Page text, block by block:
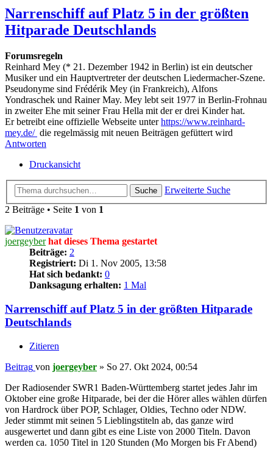
Narrenschiff auf Platz 5 in der größten
Hitparade Deutschlands
Forumsregeln
Reinhard Mey (* 21. Dezember 1942 in Berlin) ist ein deutscher
Musiker und ein Hauptvertreter der deutschen Liedermacher-Szene.
Pseudonyme sind Frédérik Mey (in Frankreich), Alfons
Yondraschek und Rainer May. Mey lebt seit 1977 in Berlin-Frohnau
in zweiter Ehe mit seiner Frau Hella mit der er drei Kinder hat.
Er betreibt eine offizielle Webseite unterhttps://www.reinhard-
mey.de/ die regelmässig mit neuen Beiträgen gefüttert wird
Antworten
Druckansicht
Suche
Erweiterte Suche
2 Beiträge • Seite 1 von 1
joergeyber hat dieses Thema gestartet
Beiträge: 2
Registriert: Di 1. Nov 2005, 13:58
Hat sich bedankt: 0
Danksagung erhalten: 1 Mal
Narrenschiff auf Platz 5 in der größten Hitparade
Deutschlands
Zitieren
Beitrag von joergeyber » So 27. Okt 2024, 00:54
Der Radiosender SWR1 Baden-Württemberg startet jedes Jahr im
Oktober eine große Hitparade, bei der die Hörer alles wählen dürfen
von Hardrock über POP, Schlager, Oldies, Techno oder NDW.
Jeder stimmt mit seinen 5 Lieblingstiteln ab, das ganze wird
ausgewertet und dann gibt es eine Liste von 2000 Titeln. Davon
werden ca. 1050 Titel in 120 Stunden (Mo Morgen bis Fr Abend)